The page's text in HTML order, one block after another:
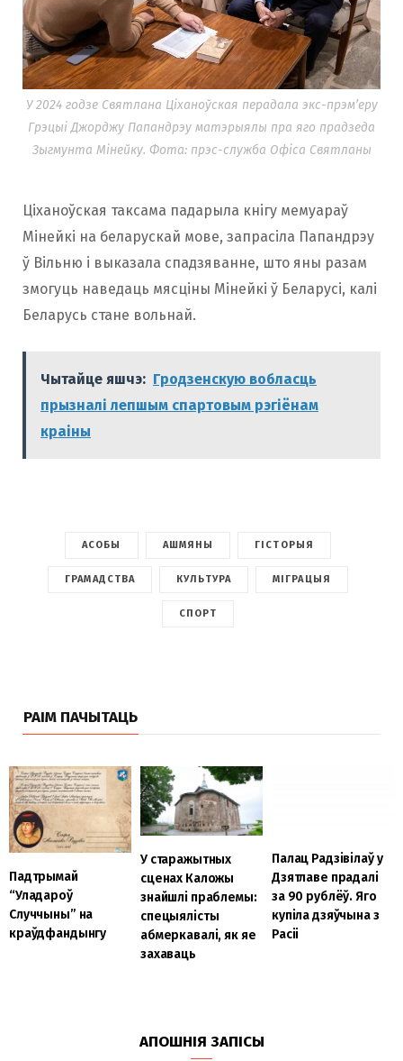
У 2024 годзе Святлана Ціханоўская перадала экс-прэм’еру
Грэцыі Джорджу Папандрэу матэрыялы пра яго прадзеда
Зыгмунта Мінейку. Фота: прэс-служба Офіса Святланы
Ціханоўская таксама падарыла кнігу мемуараў
Мінейкі на беларускай мове, запрасіла Папандрэу
ў Вільню і выказала спадзяванне, што яны разам
змогуць наведаць мясціны Мінейкі ў Беларусі, калі
Беларусь стане вольнай.
Чытайце яшчэ: Гродзенскую вобласць
прызналі лепшым спартовым рэгіёнам
краіны
АСОБЫ АШМЯНЫ ГІСТОРЫЯ
ГРАМАДСТВА КУЛЬТУРА МІГРАЦЫЯ
СПОРТ
РАІМ ПАЧЫТАЦЬ
Падтрымай
“Уладароў
Случчыны” на
краўдфандынгу
У старажытных
сценах Каложы
знайшлі праблемы:
спецыялісты
абмеркавалі, як яе
захаваць
Палац Радзівілаў у
Дзятлаве прадалі
за 90 рублёў. Яго
купіла дзяўчына з
Расіі
АПОШНІЯ ЗАПІСЫ